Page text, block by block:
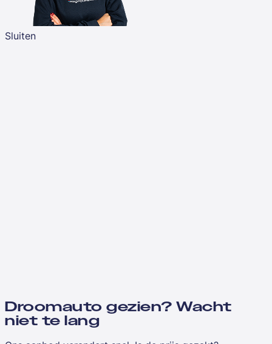
Sluiten
Droomauto gezien? Wacht
niet te lang